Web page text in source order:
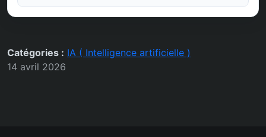
Catégories : IA ( Intelligence artificielle )
14 avril 2026